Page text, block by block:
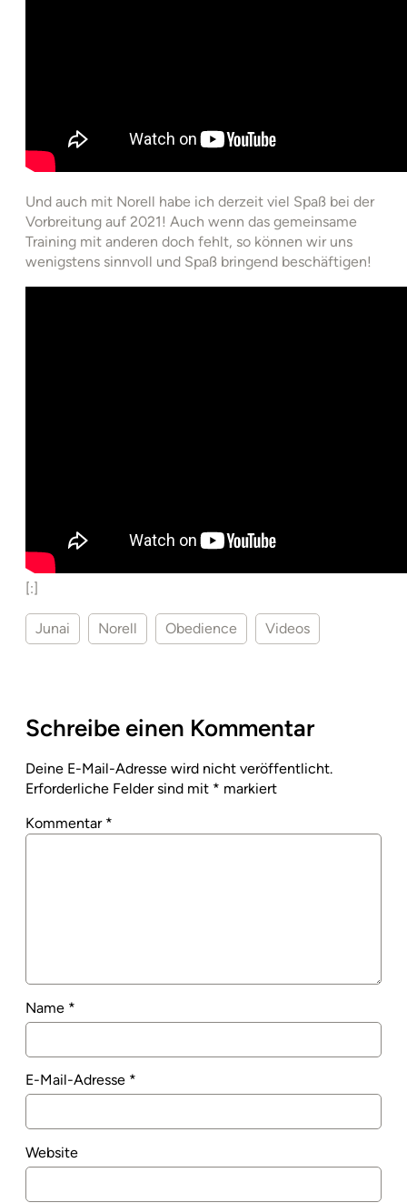
Und auch mit Norell habe ich derzeit viel Spaß bei der
Vorbreitung auf 2021! Auch wenn das gemeinsame
Training mit anderen doch fehlt, so können wir uns
wenigstens sinnvoll und Spaß bringend beschäftigen!
[:]
Junai Norell Obedience Videos
Schreibe einen Kommentar
Deine E-Mail-Adresse wird nicht veröffentlicht.
Erforderliche Felder sind mit * markiert
Kommentar *
Name *
E-Mail-Adresse *
Website